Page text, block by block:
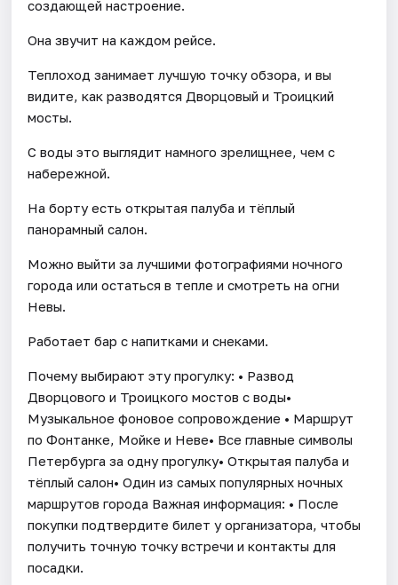
создающей настроение.
Она звучит на каждом рейсе.
Теплоход занимает лучшую точку обзора, и вы
видите, как разводятся Дворцовый и Троицкий
мосты.
С воды это выглядит намного зрелищнее, чем с
набережной.
На борту есть открытая палуба и тёплый
панорамный салон.
Можно выйти за лучшими фотографиями ночного
города или остаться в тепле и смотреть на огни
Невы.
Работает бар с напитками и снеками.
Почему выбирают эту прогулку: • Развод
Дворцового и Троицкого мостов с воды•
Музыкальное фоновое сопровождение • Маршрут
по Фонтанке, Мойке и Неве• Все главные символы
Петербурга за одну прогулку• Открытая палуба и
тёплый салон• Один из самых популярных ночных
маршрутов города Важная информация: • После
покупки подтвердите билет у организатора, чтобы
получить точную точку встречи и контакты для
посадки.